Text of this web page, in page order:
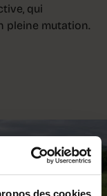
des cookies
qui
pleine mutation.